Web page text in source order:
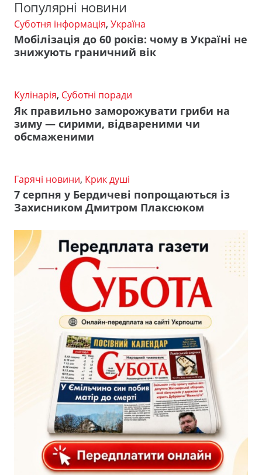
Популярні новини
Суботня інформація, Україна
Мобілізація до 60 років: чому в Україні не
знижують граничний вік
Кулінарія, Суботні поради
Як правильно заморожувати гриби на
зиму — сирими, відвареними чи
обсмаженими
Гарячі новини, Крик душі
7 серпня у Бердичеві попрощаються із
Захисником Дмитром Плаксюком